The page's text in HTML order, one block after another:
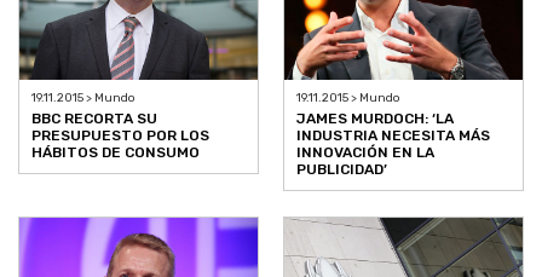
19.11.2015 > Mundo
BBC RECORTA SU
PRESUPUESTO POR LOS
HÁBITOS DE CONSUMO
19.11.2015 > Mundo
JAMES MURDOCH: ‘LA
INDUSTRIA NECESITA MÁS
INNOVACIÓN EN LA
PUBLICIDAD’